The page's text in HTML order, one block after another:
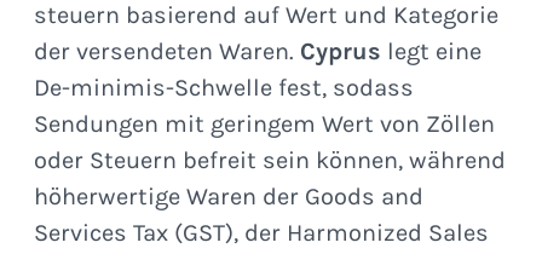
steuern basierend auf Wert und Kategorie
der versendeten Waren. Cyprus legt eine
De-minimis-Schwelle fest, sodass
Sendungen mit geringem Wert von Zöllen
oder Steuern befreit sein können, während
höherwertige Waren der Goods and
Services Tax (GST), der Harmonized Sales